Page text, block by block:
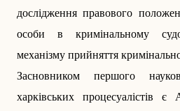
дослідження правового
особи в кримінальному
механізму прийняття
Засновником першого
харківських процесуалістів